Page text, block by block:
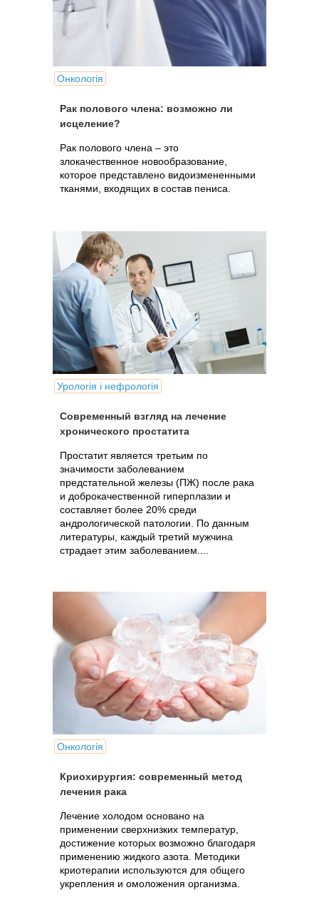
Онкологія
Рак полового члена: возможно ли
исцеление?
Рак полового члена – это
злокачественное новообразование,
которое представлено видоизмененными
тканями, входящих в состав пениса.
Урологія і нефрологія
Современный взгляд на лечение
хронического простатита
Простатит является третьим по
значимости заболеванием
предстательной железы (ПЖ) после рака
и доброкачественной гиперплазии и
составляет более 20% среди
андрологической патологии. По данным
литературы, каждый третий мужчина
страдает этим заболеванием....
Онкологія
Криохирургия: современный метод
лечения рака
Лечение холодом основано на
применении сверхнизких температур,
достижение которых возможно благодаря
применению жидкого азота. Методики
криотерапии используются для общего
укрепления и омоложения организма.